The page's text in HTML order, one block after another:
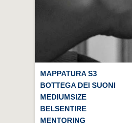
MAPPATURA S3
BOTTEGA DEI SUONI
MEDIUMSIZE
BELSENTIRE
MENTORING